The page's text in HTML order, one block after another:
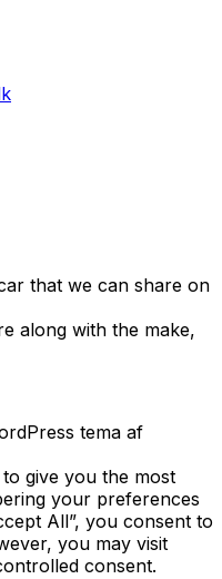
that we can share on
along with the make,
tema af
give you the most
your preferences
All”, you consent to
you may visit
consent.